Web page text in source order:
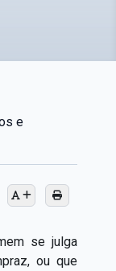
e
se julga
ou que